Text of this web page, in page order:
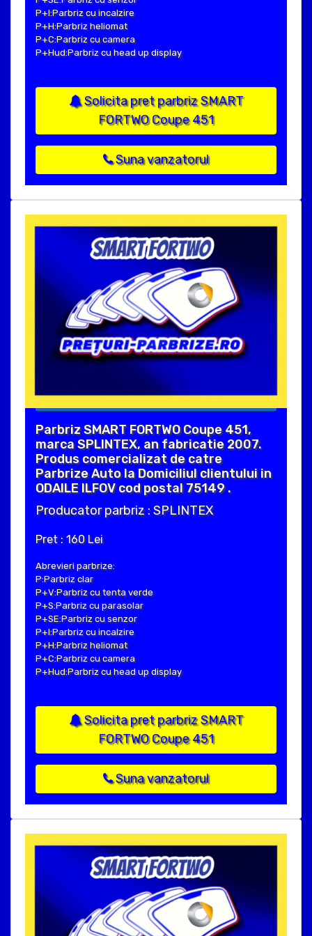
P+I:Parbriz cu incalzire
P+H:Parbriz heliomat
P+C:Parbriz cu camera
P+Hud:Parbriz cu head up display
Solicita pret parbriz SMART
FORTWO Coupe 451
Suna vanzatorul
Parbriz SMART FORTWO Coupe 451,
marca SPLINTEX, an fabricatie 2007.
Produs comercializat de catre
Parbrize Auto la Domiciliul clientului in
ODAILE ILFOV cod postal 75149 .
Producator parbriz : SPLINTEX
Pret : 160 Lei
Abrevieri parbrize:
P:Parbriz clar
P+V:Parbriz cu tenta verde
P+S:Parbriz cu parasolar
P+SE:Parbriz cu senzor
P+I:Parbriz cu incalzire
P+H:Parbriz heliomat
P+C:Parbriz cu camera
P+Hud:Parbriz cu head up display
Solicita pret parbriz SMART
FORTWO Coupe 451
Suna vanzatorul